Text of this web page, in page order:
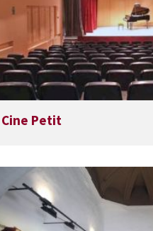
Cine Petit